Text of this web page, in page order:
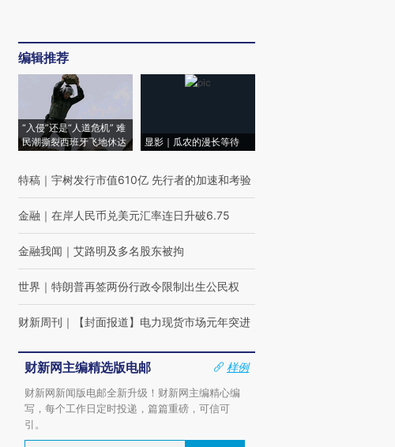
编辑推荐
“入侵”还是“人道危机” 难
民潮撕裂西班牙飞地休达
显影｜瓜农的漫长等待
特稿 ｜ 宇树发行市值610亿 先行者的加速和考验
金融 ｜ 在岸人民币兑美元汇率连日升破6.75
金融我闻 ｜ 艾路明及多名股东被拘
世界 ｜ 特朗普再签两份行政令限制出生公民权
财新周刊 ｜ 【封面报道】电力现货市场元年突进
财新网主编精选版电邮
样例
财新网新闻版电邮全新升级！财新网主编精心编
写，每个工作日定时投递，篇篇重磅，可信可
引。